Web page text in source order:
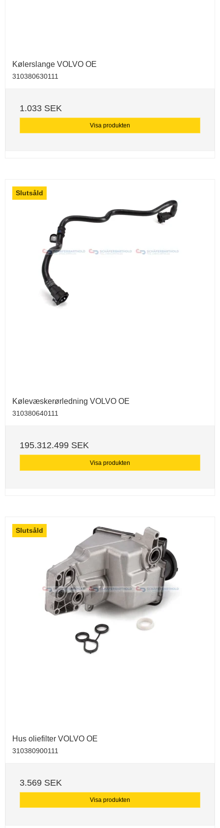
Kølerslange VOLVO OE
310380630111
1.033 SEK
Visa produkten
Slutsåld
Kølevæskerørledning VOLVO OE
310380640111
195.312.499 SEK
Visa produkten
Slutsåld
Hus oliefilter VOLVO OE
310380900111
3.569 SEK
Visa produkten